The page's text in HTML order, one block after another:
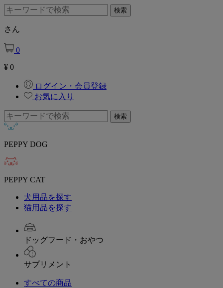
さん
0
¥ 0
ログイン・会員登録
お気に入り
PEPPY DOG
PEPPY CAT
犬用品を探す
猫用品を探す
ドッグフード・おやつ
サプリメント
すべての商品